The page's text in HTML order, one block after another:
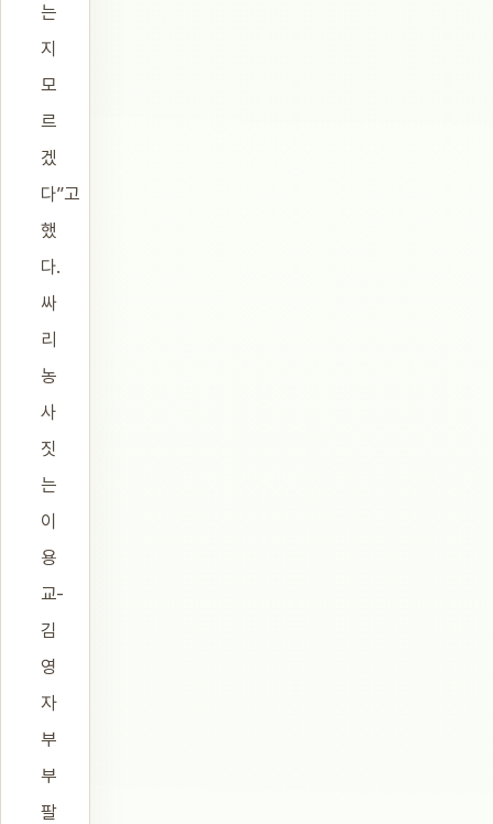
는
지
모
르
겠
다”고
했
다.
싸
리
농
사
짓
는
이
용
교-
김
영
자
부
부
팔